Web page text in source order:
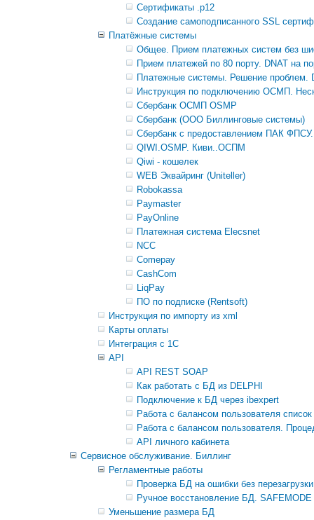
Сертификаты .p12
Создание самоподписанного SSL
Платёжные системы
Общее. Прием платежных систем без
Прием платежей по 80 порту. DNAT на
Платежные системы. Решение проблем.
Инструкция по подключению ОСМП.
Сбербанк ОСМП OSMP
Сбербанк (ООО Биллинговые системы)
Сбербанк с предоставлением ПАК
QIWI.OSMP. Киви..ОСПМ
Qiwi - кошелек
WEB Эквайринг (Uniteller)
Robokassa
Paymaster
PayOnline
Платежная система Elecsnet
NCC
Comepay
CashCom
LiqPay
ПО по подписке (Rentsoft)
Инструкция по импорту из xml
Карты оплаты
Интеграция с 1С
API
API REST SOAP
Как работать с БД из DELPHI
Подключение к БД через ibexpert
Работа с балансом пользователя
Работа с балансом пользователя.
API личного кабинета
Сервисное обслуживание. Биллинг
Регламентные работы
Проверка БД на ошибки без
Ручное восстановление БД. SAFEMODE
Уменьшение размера БД